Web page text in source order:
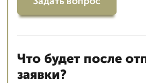
Что будет после
заявки?